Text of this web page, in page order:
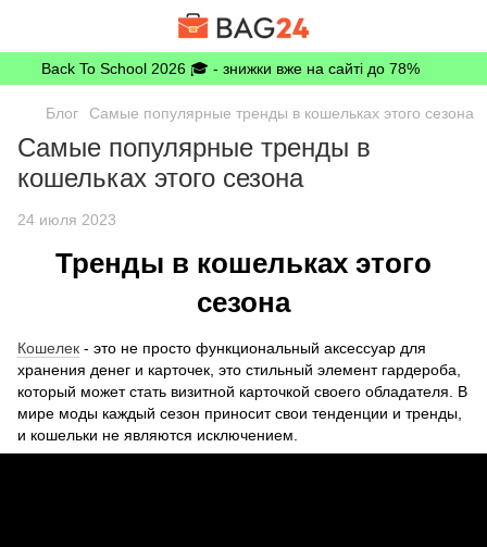
Back To School 2026 🎓 - знижки вже на сайті до 78%
Блог Самые популярные тренды в кошельках этого сезона
Самые популярные тренды в
кошельках этого сезона
24 июля 2023
Тренды в кошельках этого
сезона
Кошелек - это не просто функциональный аксессуар для
хранения денег и карточек, это стильный элемент гардероба,
который может стать визитной карточкой своего обладателя. В
мире моды каждый сезон приносит свои тенденции и тренды,
и кошельки не являются исключением.